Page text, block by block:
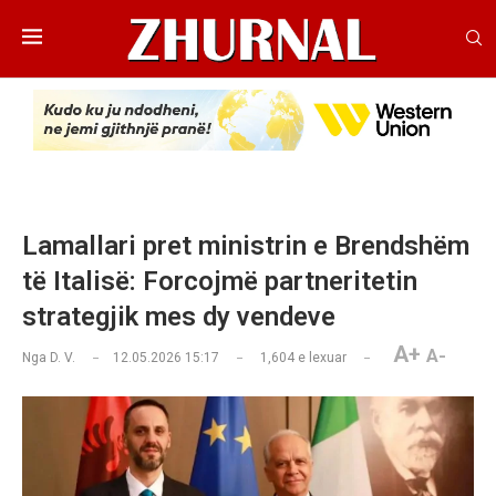
Lamallari pret ministrin e Brendshëm
të Italisë: Forcojmë partneritetin
strategjik mes dy vendeve
Nga D. V. 12.05.2026 15:17 1,604 e lexuar A+ A-